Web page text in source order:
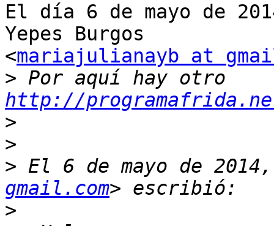
El día 6 de mayo de
Yepes Burgos
<mariajulianayb at
>
http://
>
>
> El 6 de mayo de
gmail.com
>